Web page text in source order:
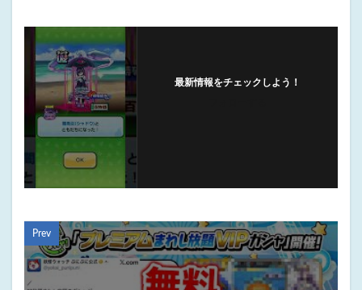
最新情報をチェックしよう！
Prev